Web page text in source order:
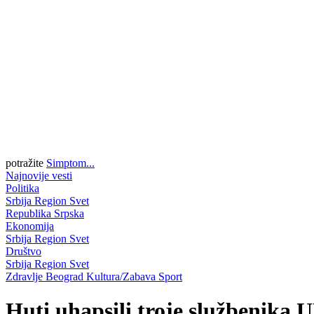
potražite Simptom...
Najnovije vesti
Politika
Srbija Region Svet
Republika Srpska
Ekonomija
Srbija Region Svet
Društvo
Srbija Region Svet
Zdravlje Beograd Kultura/Zabava Sport